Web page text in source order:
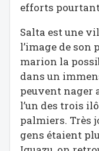
efforts
Salta est une
l’image de son
marion la
dans un
peuvent nager
l’un des trois
palmiers. Très
gens étaient